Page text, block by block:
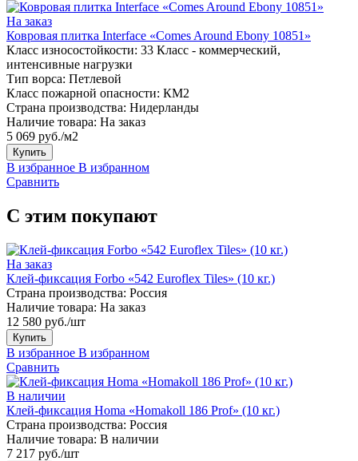
На заказ
Ковровая плитка Interface «Comes Around Ebony 10851»
Класс износостойкости: 33 Класс - коммерческий,
интенсивные нагрузки
Тип ворса: Петлевой
Класс пожарной опасности: КМ2
Страна производства: Нидерланды
Наличие товара: На заказ
5 069 руб./м2
Купить
В избранное В избранном
Сравнить
С этим покупают
На заказ
Клей-фиксация Forbo «542 Euroflex Tiles» (10 кг.)
Страна производства: Россия
Наличие товара: На заказ
12 580 руб./шт
Купить
В избранное В избранном
Сравнить
В наличии
Клей-фиксация Homa «Homakoll 186 Prof» (10 кг.)
Страна производства: Россия
Наличие товара: В наличии
7 217 руб./шт